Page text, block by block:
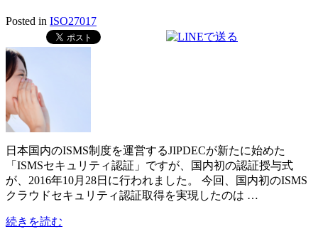
Posted in ISO27017
日本国内のISMS制度を運営するJIPDECが新たに始めた
「ISMSセキュリティ認証」ですが、国内初の認証授与式
が、2016年10月28日に行われました。 今回、国内初のISMS
クラウドセキュリティ認証取得を実現したのは …
続きを読む